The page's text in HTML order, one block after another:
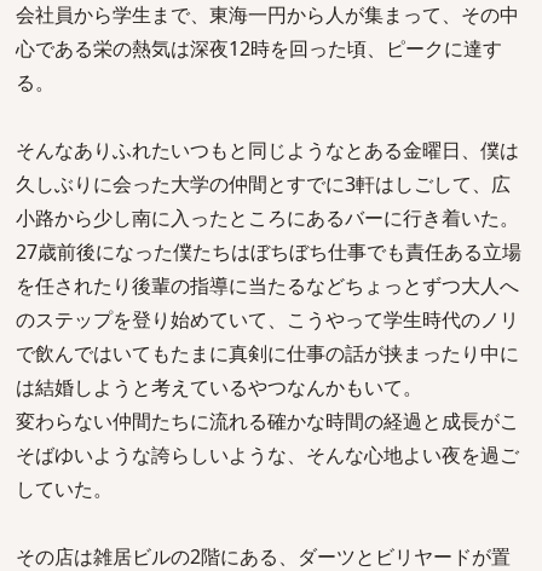
会社員から学生まで、東海一円から人が集まって、その中
心である栄の熱気は深夜12時を回った頃、ピークに達す
る。
そんなありふれたいつもと同じようなとある金曜日、僕は
久しぶりに会った大学の仲間とすでに3軒はしごして、広
小路から少し南に入ったところにあるバーに行き着いた。
27歳前後になった僕たちはぼちぼち仕事でも責任ある立場
を任されたり後輩の指導に当たるなどちょっとずつ大人へ
のステップを登り始めていて、こうやって学生時代のノリ
で飲んではいてもたまに真剣に仕事の話が挟まったり中に
は結婚しようと考えているやつなんかもいて。
変わらない仲間たちに流れる確かな時間の経過と成長がこ
そばゆいような誇らしいような、そんな心地よい夜を過ご
していた。
その店は雑居ビルの2階にある、ダーツとビリヤードが置